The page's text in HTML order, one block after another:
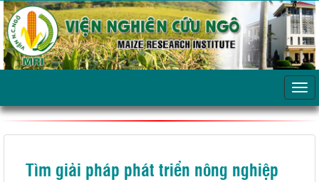
Tìm giải pháp phát triển nông nghiệp